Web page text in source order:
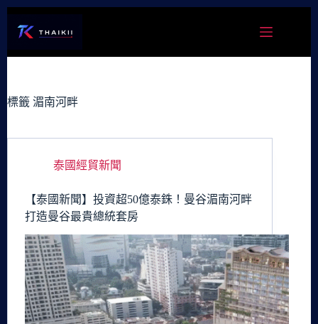
容
標籤 湄南河畔
泰國經貿新聞
【泰國新聞】投資超50億泰銖！曼谷湄南河畔
打造曼谷最貴總統套房